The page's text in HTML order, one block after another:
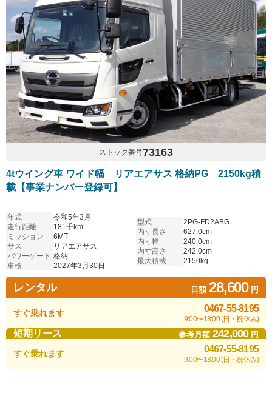
ストック番号73163
4tウイング車 ワイド幅 リアエアサス 格納PG 2150kg積
載【事業ナンバー登録可】
年式
令和5年3月
走行距離
181千km
ミッション
6MT
サス
リアエアサス
パワーゲート 格納
車検
2027年3月30日
型式
2PG-FD2ABG
内寸長さ
627.0cm
内寸幅
240.0cm
内寸高さ
242.0cm
最大積載
2150kg
レンタル 日額28,600円
すぐ乗れます 0467-55-8195
9:00〜18:00 (日・祝休み)
短期リース 参考月額242,000円
すぐ乗れます 0467-55-8195
9:00〜18:00 (日・祝休み)